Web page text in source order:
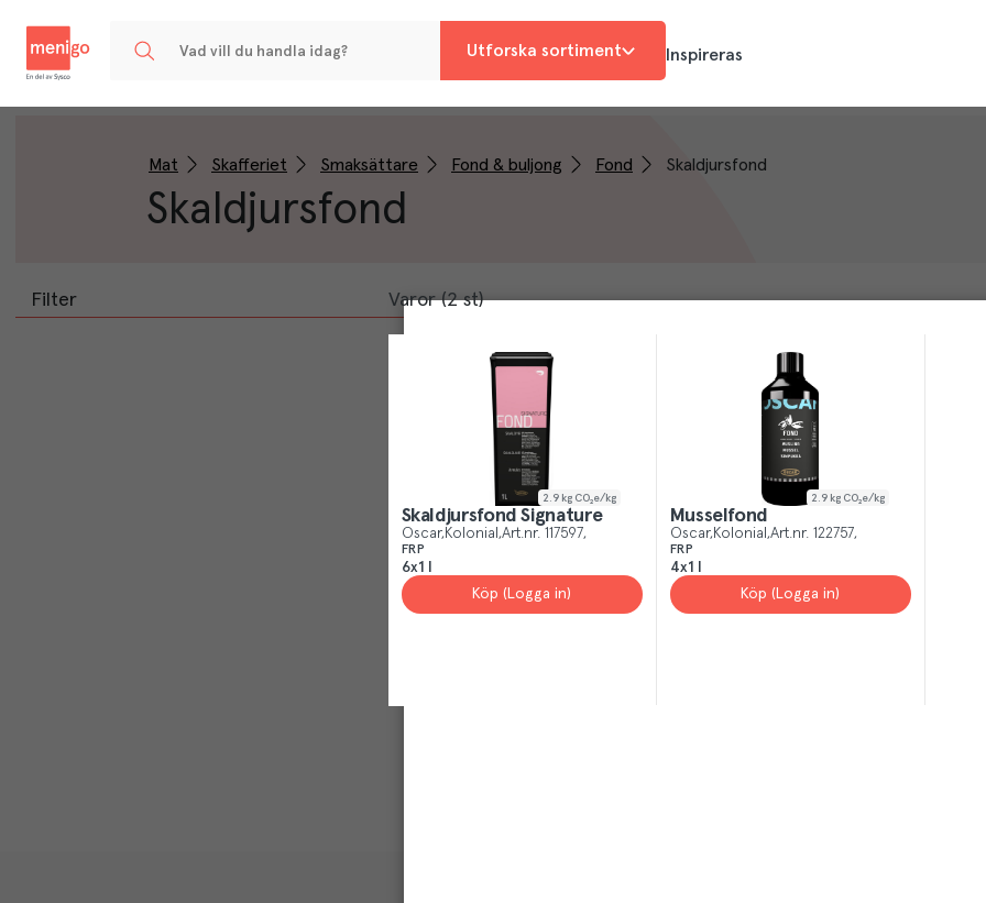
Utforska sortiment Inspireras
Mat Skafferiet Smaksättare Fond & buljong Fond Skaldjursfond
Skaldjursfond
Varor (2 st)
2.9 kg CO₂e/kg
Skaldjursfond Signature
Oscar Kolonial Art.nr. 117597
FRP
6x1 l
Köp (Logga in)
2.9 kg CO₂e/kg
Musselfond
Oscar Kolonial Art.nr. 122757
FRP
4x1 l
Köp (Logga in)
Filter